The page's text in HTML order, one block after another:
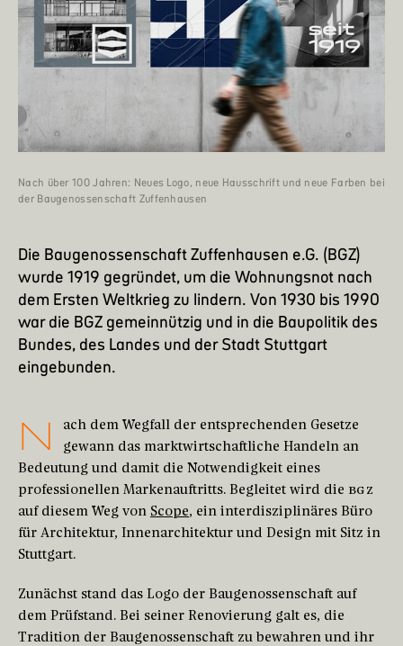
Nach über 100 Jahren: Neues Logo, neue Hausschrift und neue Farben bei
der Baugenossenschaft Zuffenhausen
Die Baugenossenschaft Zuffenhausen e.G. (BGZ)
wurde 1919 gegründet, um die Wohnungsnot nach
dem Ersten Weltkrieg zu lindern. Von 1930 bis 1990
war die BGZ gemeinnützig und in die Baupolitik des
Bundes, des Landes und der Stadt Stuttgart
eingebunden.
N
ach dem Wegfall der entsprechenden Gesetze
gewann das marktwirtschaftliche Handeln an
Bedeutung und damit die Notwendigkeit eines
professionellen Markenauftritts. Begleitet wird die BGZ
auf diesem Weg von Scope, ein interdisziplinäres Büro
für Architektur, Innenarchitektur und Design mit Sitz in
Stuttgart.
Zunächst stand das Logo der Baugenossenschaft auf
dem Prüfstand. Bei seiner Renovierung galt es, die
Tradition der Baugenossenschaft zu bewahren und ihr